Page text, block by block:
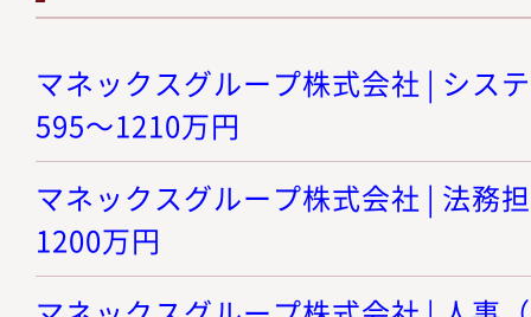
マネックスグループ株式会社 | シス
595～1210万円
マネックスグループ株式会社 | 法務
1200万円